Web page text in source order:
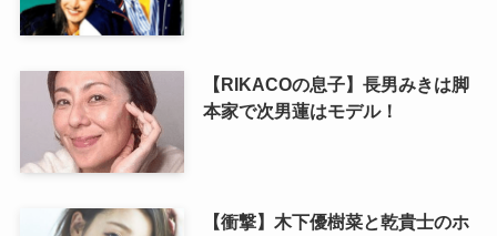
【RIKACOの息子】長男みきは脚
本家で次男蓮はモデル！
【衝撃】木下優樹菜と乾貴士のホ